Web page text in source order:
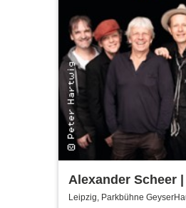
Alexander Scheer
Dresen & Band
Leipzig, Parkbühne